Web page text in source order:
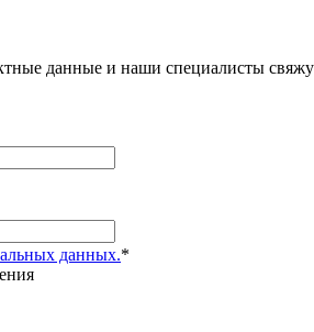
данные и наши специалисты
данных.*